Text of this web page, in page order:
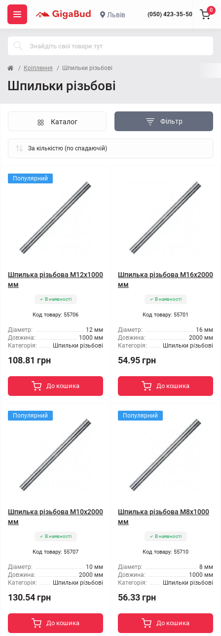
Львів (050) 423-35-50
0
Кріплення Шпильки різьбові
Шпильки різьбові
Фільтр
Каталог
Популярний
Шпилька різьбова M12x1000
мм
В наявності
Код товару: 55706
Діаметр:
12 мм
Довжина:
1000 мм
Категорія:
Шпильки різьбові
108.81 грн
До кошика
Шпилька різьбова M16x2000
мм
В наявності
Код товару: 55701
Діаметр:
16 мм
Довжина:
2000 мм
Категорія:
Шпильки різьбові
54.95 грн
До кошика
Популярний
Шпилька різьбова M10x2000
мм
В наявності
Код товару: 55707
Діаметр:
10 мм
Довжина:
2000 мм
Категорія:
Шпильки різьбові
130.54 грн
До кошика
Популярний
Шпилька різьбова M8x1000
мм
В наявності
Код товару: 55710
Діаметр:
8 мм
Довжина:
1000 мм
Категорія:
Шпильки різьбові
56.33 грн
До кошика